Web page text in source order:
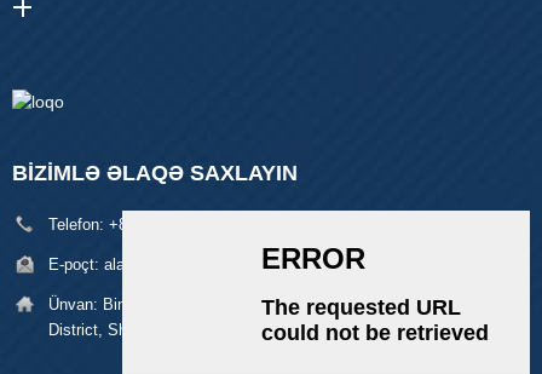
BIZIMLƏ ƏLAQƏ SAXLAYIN
Telefon: +86 18929329313
E-poçt: alan@pftworld.com
Ünvan: Bina 49, Fumin Sənaye Parkı, Pinghu Village, Longgang
District, Shenzhen Zip: 518111